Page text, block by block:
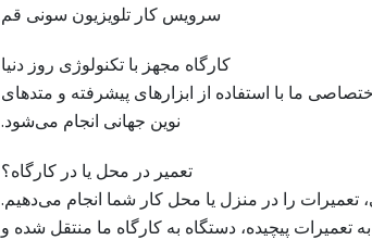
سرویس کار تلویزیون سونی قم
کارگاه مجهز با تکنولوژی روز دنیا
ما با استفاده از ابزارهای پیشرفته و متدهای
نوین جهانی انجام می‌شود.
تعمیر در محل یا در کارگاه؟
تعمیرات را در منزل یا محل کار شما انجام می‌دهیم.
تعمیرات پیچیده، دستگاه به کارگاه ما منتقل شده و